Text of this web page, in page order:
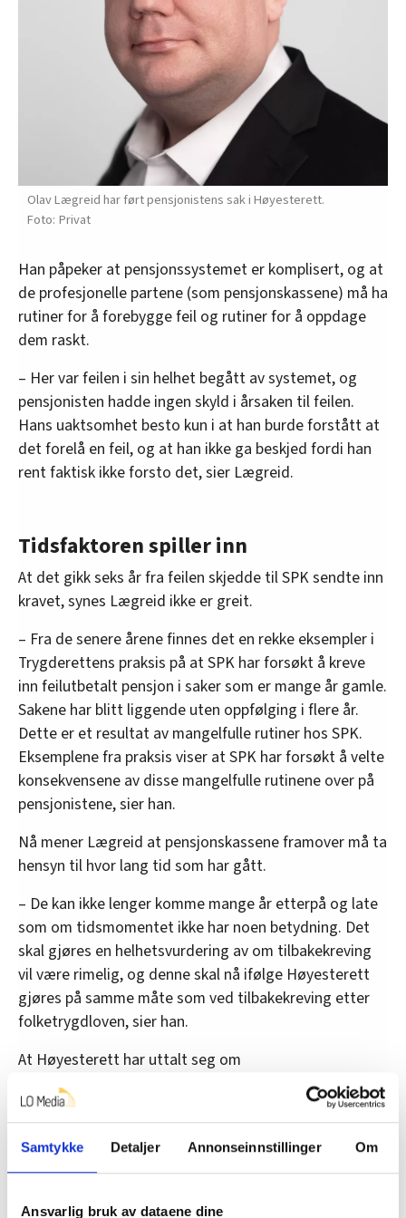
Samtykke Detaljer Annonseinnstillinger Om
Ansvarlig bruk av dataene dine
Olav Lægreid har ført pensjonistens sak i Høyesterett.
Privat
Han påpeker at pensjonssystemet er komplisert, og at
de profesjonelle partene (som pensjonskassene) må ha
rutiner for å forebygge feil og rutiner for å oppdage
dem raskt.
– Her var feilen i sin helhet begått av systemet, og
pensjonisten hadde ingen skyld i årsaken til feilen.
Hans uaktsomhet besto kun i at han burde forstått at
det forelå en feil, og at han ikke ga beskjed fordi han
rent faktisk ikke forsto det, sier Lægreid.
Tidsfaktoren spiller inn
At det gikk seks år fra feilen skjedde til SPK sendte inn
kravet, synes Lægreid ikke er greit.
– Fra de senere årene finnes det en rekke eksempler i
Trygderettens praksis på at SPK har forsøkt å kreve
inn feilutbetalt pensjon i saker som er mange år gamle.
Sakene har blitt liggende uten oppfølging i flere år.
Dette er et resultat av mangelfulle rutiner hos SPK.
Eksemplene fra praksis viser at SPK har forsøkt å velte
konsekvensene av disse mangelfulle rutinene over på
pensjonistene, sier han.
Nå mener Lægreid at pensjonskassene framover må ta
hensyn til hvor lang tid som har gått.
– De kan ikke lenger komme mange år etterpå og late
som om tidsmomentet ikke har noen betydning. Det
skal gjøres en helhetsvurdering av om tilbakekreving
vil være rimelig, og denne skal nå ifølge Høyesterett
gjøres på samme måte som ved tilbakekreving etter
folketrygdloven, sier han.
At Høyesterett har uttalt seg om
skylddelingsprinsippet mener Lægreid er en viktig
avklaring.
– Det er en nyttig rettsavklaring, som kan ha
betydning for mange tusen statspensjonister,